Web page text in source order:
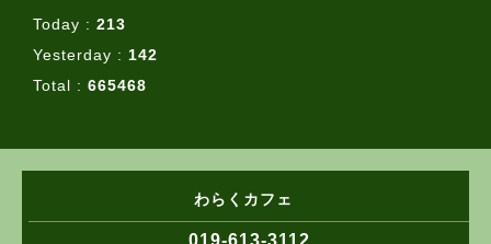
Today : 213
Yesterday : 142
Total : 665468
わらくカフェ
019-613-3112